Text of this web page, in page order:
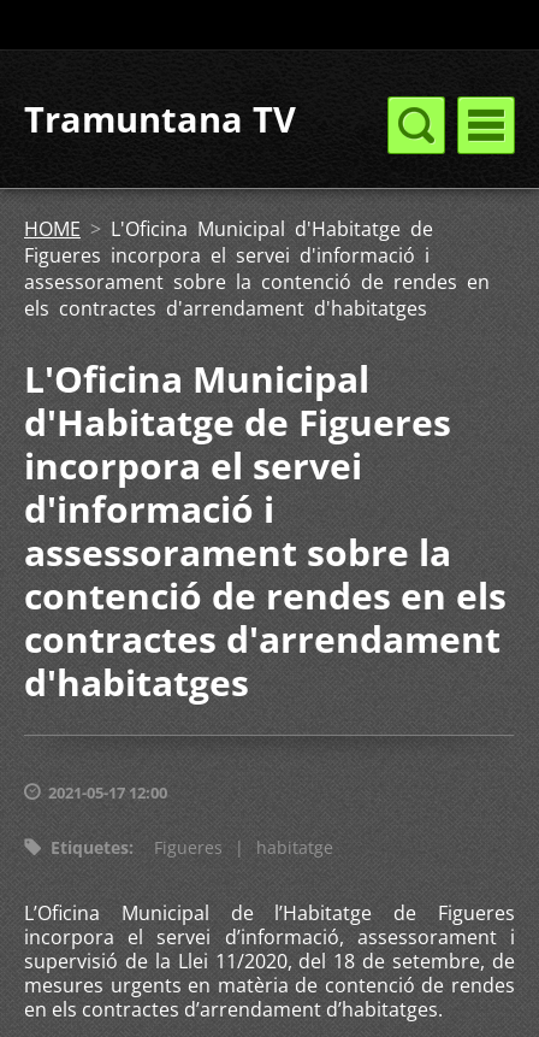
Tramuntana TV
HOME > L'Oficina Municipal d'Habitatge de
Figueres incorpora el servei d'informació i
assessorament sobre la contenció de rendes en
els contractes d'arrendament d'habitatges
L'Oficina Municipal
d'Habitatge de Figueres
incorpora el servei
d'informació i
assessorament sobre la
contenció de rendes en els
contractes d'arrendament
d'habitatges
2021-05-17 12:00
Etiquetes: Figueres | habitatge
L’Oficina Municipal de l’Habitatge de Figueres
incorpora el servei d’informació, assessorament i
supervisió de la Llei 11/2020, del 18 de setembre, de
mesures urgents en matèria de contenció de rendes
en els contractes d’arrendament d’habitatges.